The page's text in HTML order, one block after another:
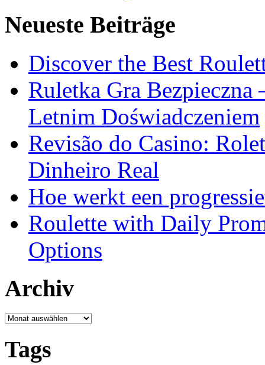
Neueste Beiträge
Discover the Best
Ruletka Gra
Letnim Doświadczeniem
Revisão do Casino:
Dinheiro Real
Hoe werkt een
Roulette with Daily
Options
Archiv
Archiv
Tags